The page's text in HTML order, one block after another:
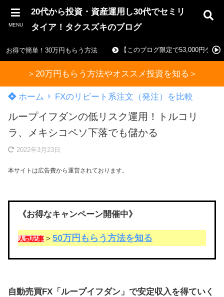
MENU
20代から投資・資産運用し30代でセミリ
タイア！タクスズキのブログ
お得で簡単！30万円もらう方法 【このブログ限定で53,000円ゲッ
＞20万円もらう方法やオススメ投資を知る＞
ホーム FXのリピート系注文（発注）を比較
ループイフダンの低リスク運用！トルコリ
ラ、メキシコペソ下落でも儲かる
2022年3月23日
本サイトは広告費から運営されております。
《お得なキャンペーン開催中》
人気記事 ＞ 50万円もらう方法を知る
自動売買FX「ループイフダン」で安定収入を得ていく